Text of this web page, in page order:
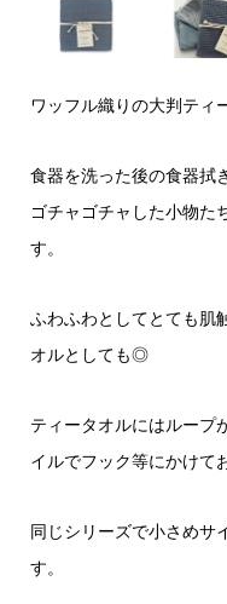
ワッフル織りの大判ティ
食器を洗った後の食器拭
ゴチャゴチャした小物た
す。
ふわふわとしてとても肌
オルとしても◎
ティータオルにはループ
イルでフック等にかけて
同じシリーズで小さめサ
す。